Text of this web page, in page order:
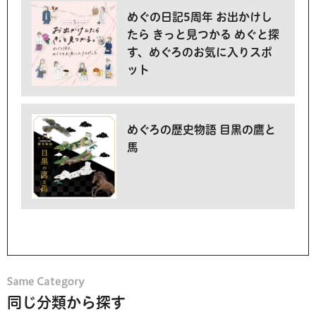
めぐの日記5周年 お出かけし
たら きっと見つかる めぐと探
す、めぐろのお気に入りスポ
ット
めぐろの歴史物語 目黒の鷹と
馬
同じ分類から探す